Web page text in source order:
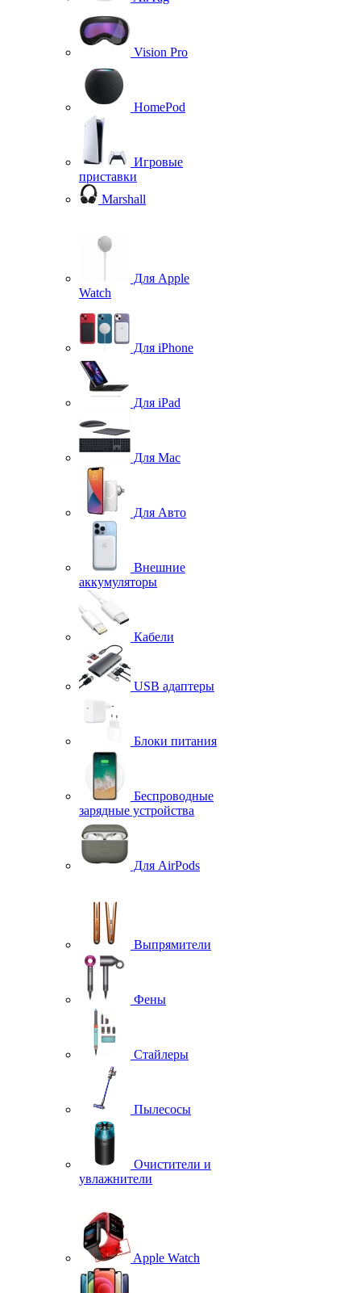
Vision Pro
HomePod
Игровые
приставки
Marshall
Для Apple
Watch
Для iPhone
Для iPad
Для Mac
Для Авто
Внешние
аккумуляторы
Кабели
USB адаптеры
Блоки питания
Беспроводные
зарядные устройства
Для AirPods
Выпрямители
Фены
Стайлеры
Пылесосы
Очистители и
увлажнители
Apple Watch